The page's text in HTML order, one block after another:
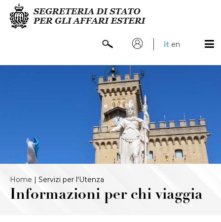
it en
Home | Servizi per l'Utenza
Informazioni per chi viaggia